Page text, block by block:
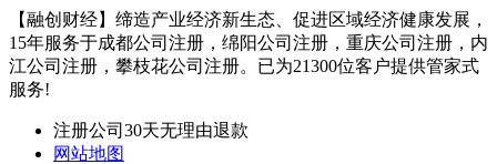
【融创财经】缔造产业经济新生态、促进区域经济健康发展，
15年服务于成都公司注册，绵阳公司注册，重庆公司注册，内
江公司注册，攀枝花公司注册。已为21300位客户提供管家式
服务!
注册公司30天无理由退款
网站地图